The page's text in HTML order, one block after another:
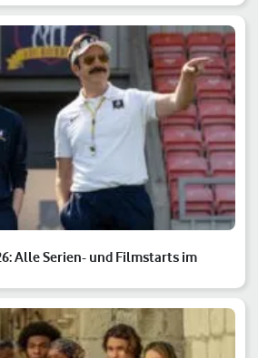
Alle Serien- und Filmstarts im